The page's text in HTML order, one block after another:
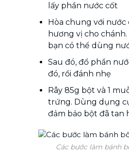
lấy phần nước cốt
Hòa chung với nước
hương vị cho
bạn có thể dùng
Sau đó, đổ phần
đó, rồi đánh nhẹ
Rây 85g bột và 1
trứng. Dùng dụng
đảm bảo bột đã tan
Các bước làm bánh